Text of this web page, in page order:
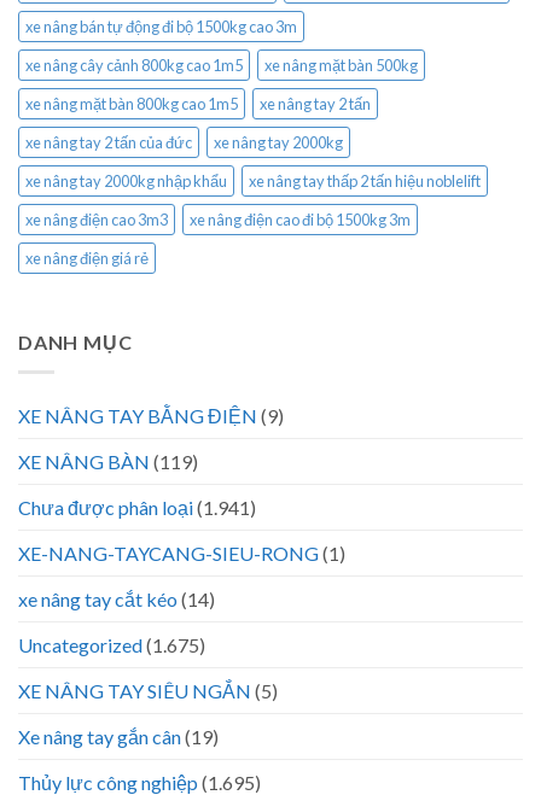
xe nâng bán tự động đi bộ 1500kg cao 3m
xe nâng cây cảnh 800kg cao 1m5
xe nâng mặt bàn 500kg
xe nâng mặt bàn 800kg cao 1m5
xe nâng tay 2 tấn
xe nâng tay 2 tấn của đức
xe nâng tay 2000kg
xe nâng tay 2000kg nhập khẩu
xe nâng tay thấp 2 tấn hiệu noblelift
xe nâng điện cao 3m3
xe nâng điện cao đi bộ 1500kg 3m
xe nâng điện giá rẻ
DANH MỤC
XE NÂNG TAY BẰNG ĐIỆN (9)
XE NÂNG BÀN (119)
Chưa được phân loại(1.941)
XE-NANG-TAYCANG-SIEU-RONG(1)
xe nâng tay cắt kéo (14)
Uncategorized(1.675)
XE NÂNG TAY SIÊU NGẮN (5)
Xe nâng tay gắn cân(19)
Thủy lực công nghiệp (1.695)